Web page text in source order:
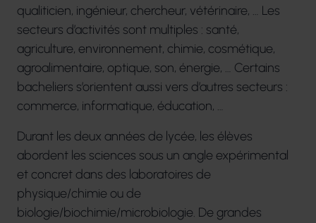
qualiticien, ingénieur, chercheur, vétérinaire, … Les
secteurs d’activités sont multiples : santé,
agriculture, environnement, chimie, cosmétique,
agroalimentaire, optique, son, énergie, … Certains
bacheliers s’orientent aussi vers d’autres secteurs :
commerce, informatique, éducation, …
Durant les deux années de lycée, les élèves
abordent les sciences sous un angle expérimental
et concret dans des laboratoires de
physique/chimie ou de
biologie/biochimie/microbiologie. De grandes